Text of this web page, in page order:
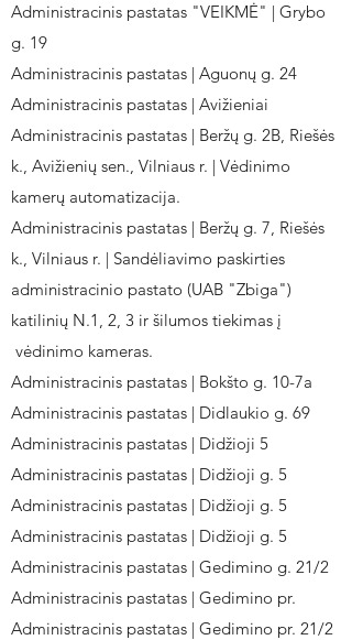
Administracinis pastatas "VEIKMĖ" | Grybo
g. 19
Administracinis pastatas | Aguonų g. 24
Administracinis pastatas | Avižieniai
Administracinis pastatas | Beržų g. 2B, Riešės
k., Avižienių sen., Vilniaus r. | Vėdinimo
kamerų automatizacija.
Administracinis pastatas | Beržų g. 7, Riešės
k., Vilniaus r. | Sandėliavimo paskirties
administracinio pastato (UAB "Zbiga")
katilinių N.1, 2, 3 ir šilumos tiekimas į
vėdinimo kameras.
Administracinis pastatas | Bokšto g. 10-7a
Administracinis pastatas | Didlaukio g. 69
Administracinis pastatas | Didžioji 5
Administracinis pastatas | Didžioji g. 5
Administracinis pastatas | Didžioji g. 5
Administracinis pastatas | Didžioji g. 5
Administracinis pastatas | Gedimino g. 21/2
Administracinis pastatas | Gedimino pr.
Administracinis pastatas | Gedimino pr. 21/2